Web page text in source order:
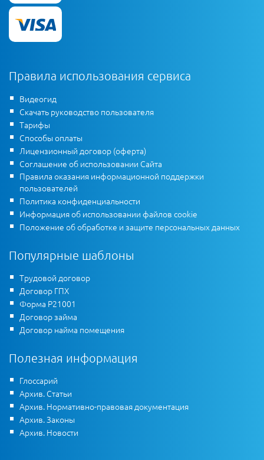
Правила использования сервиса
Видеогид
Скачать руководство пользователя
Тарифы
Способы оплаты
Лицензионный договор (оферта)
Соглашение об использовании Сайта
Правила оказания информационной поддержки
пользователей
Политика конфиденциальности
Информация об использовании файлов cookie
Положение об обработке и защите персональных данных
Популярные шаблоны
Трудовой договор
Договор ГПХ
Форма Р21001
Договор займа
Договор найма помещения
Полезная информация
Глоссарий
Архив. Статьи
Архив. Нормативно-правовая документация
Архив. Законы
Архив. Новости